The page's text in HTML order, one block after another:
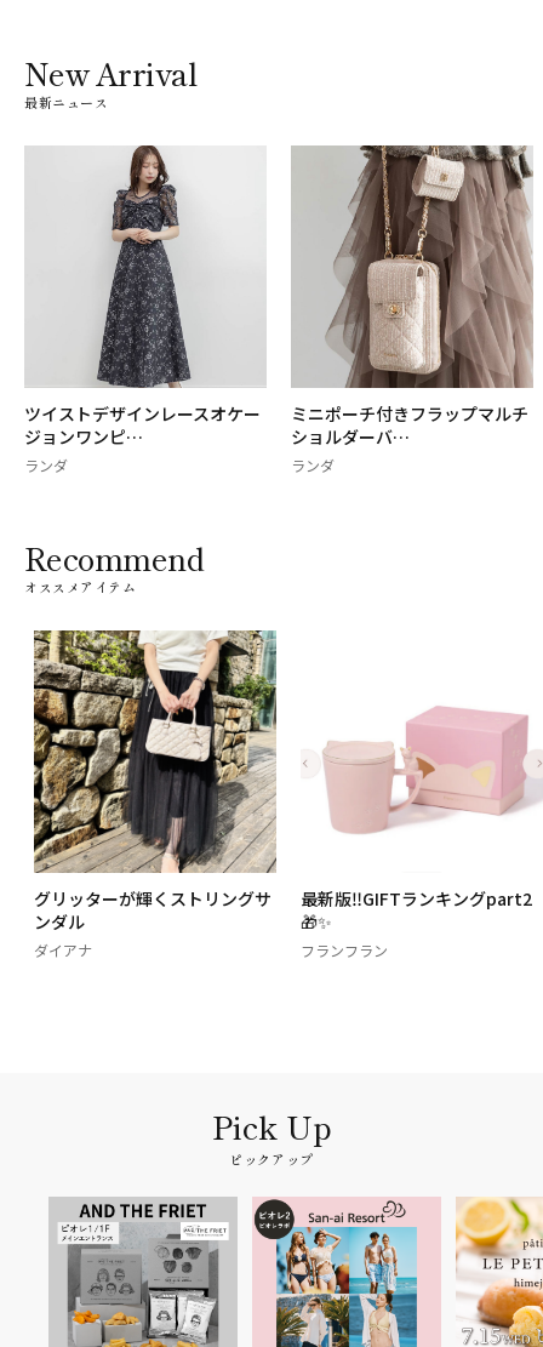
New Arrival
最新ニュース
ツイストデザインレースオケー
ジョンワンピ…
ランダ
ミニポーチ付きフラップマルチ
ショルダーバ…
ランダ
Recommend
オススメアイテム
グリッターが輝くストリングサ
ンダル
ダイアナ
最新版‼️GIFTランキングpart2
🎁✨
フランフラン
ピックアップ